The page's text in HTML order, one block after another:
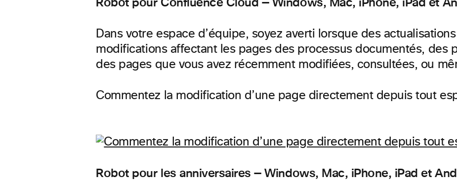
Dans votre espace d’équipe, soyez averti lorsque des
modifications affectant les pages des processus documentés,
des pages que vous avez récemment modifiées, consultées, ou
Commentez la modification d’une page directement depuis tout
Robot pour les anniversaires — Windows, Mac, iPhone, iPad et